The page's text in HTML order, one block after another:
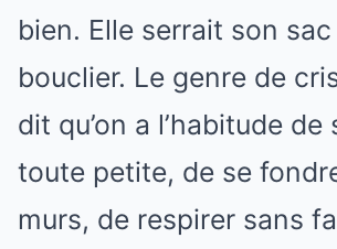
bien. Elle serrait son
bouclier. Le genre de
dit qu’on a l’habitude de
toute petite, de se
murs, de respirer sans